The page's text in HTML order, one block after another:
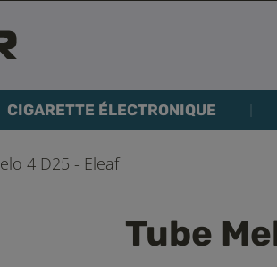
CIGARETTE ÉLECTRONIQUE
4 D25 - Eleaf
Tube